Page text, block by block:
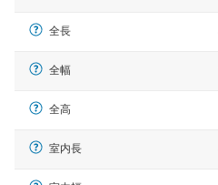
全長
全幅
全高
室内長